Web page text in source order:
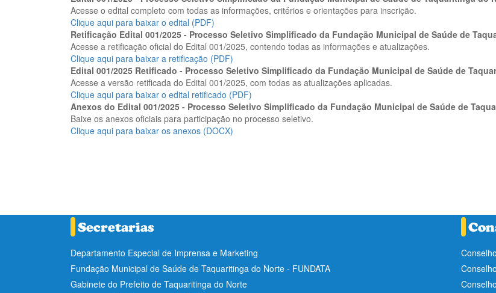
Acesse o edital completo com todas as informações, critérios e orientações para inscrição.
Clique aqui para baixar o edital (PDF)
Retificação Edital 001/2025 - Processo Seletivo Simplificado da Fundação Municipal de Saúde de
Acesse a retificação oficial do Edital 001/2025, contendo todas as informações e atualizações.
Clique aqui para baixar a retificação (PDF)
Edital 001/2025 Retificado - Processo Seletivo Simplificado da Fundação Municipal de Saúde de
Acesse a versão retificada do Edital 001/2025, com todas as atualizações aplicadas.
Clique aqui para baixar o edital retificado (PDF)
Anexos do Edital 001/2025 - Processo Seletivo Simplificado da Fundação Municipal de Saúde de
Baixe os anexos oficiais para participação no processo seletivo.
Clique aqui para baixar os anexos (DOCX)
Departamento Especial de Imprensa e Marketing
Fundação Municipal de Saúde de Taquaritinga do Norte - FUNDATA
Gabinete do Prefeito de Taquaritinga do Norte